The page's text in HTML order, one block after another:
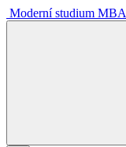
Moderní studium MBA